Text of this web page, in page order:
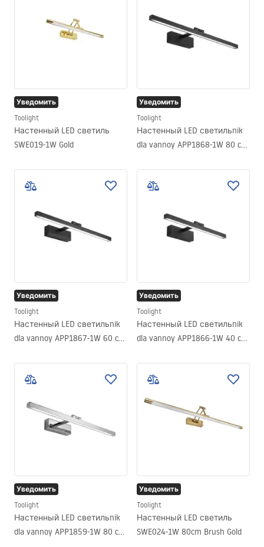
Уведомить
Toolight
Настенный LED светиль
SWE019-1W Gold
Уведомить
Toolight
Настенный LED светильnik
dla vannoy APP1868-1W 80 cm
Уведомить
Toolight
Настенный LED светильnik
dla vannoy APP1867-1W 60 cm
Уведомить
Toolight
Настенный LED светильnik
dla vannoy APP1866-1W 40 cm
Уведомить
Toolight
Настенный LED светильnik
dla vannoy APP1859-1W 80 cm
Уведомить
Toolight
Настенный LED светиль
SWE024-1W 80cm Brush Gold